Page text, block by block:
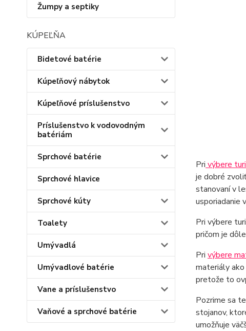
Žumpy a septiky
KÚPEĽŇA
Bidetové batérie
Kúpeľňový nábytok
Kúpeľňové príslušenstvo
Príslušenstvo k vodovodným
batériám
Sprchové batérie
Sprchové hlavice
Sprchové kúty
Toalety
Umývadlá
Umývadlové batérie
Vane a príslušenstvo
Vaňové a sprchové batérie
Pri výbere
je dobré
stanovaní v
usporiadanie
Pri výbere
pričom je
Pri výbere
materiály
pretože to
Pozrime sa
stojanov,
umožňuje